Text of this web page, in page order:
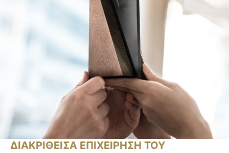
ΔΙΑΚΡΙΘΕΙΣΑ ΕΠΙΧΕΙΡΗΣΗ ΤΟΥ